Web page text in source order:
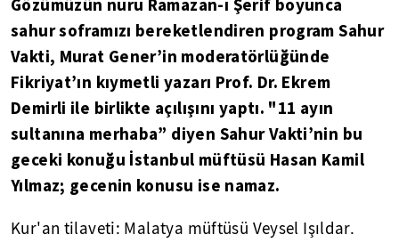
sahur soframızı bereketlendiren program Sahur
Vakti, Murat Gener’in moderatörlüğünde
Fikriyat’ın kıymetli yazarı Prof. Dr. Ekrem
Demirli ile birlikte açılışını yaptı. "11 ayın
sultanına merhaba” diyen Sahur Vakti’nin bu
geceki konuğu İstanbul müftüsü Hasan Kamil
Yılmaz; gecenin konusu ise namaz.
Kur'an tilaveti: Malatya müftüsü Veysel Işıldar.